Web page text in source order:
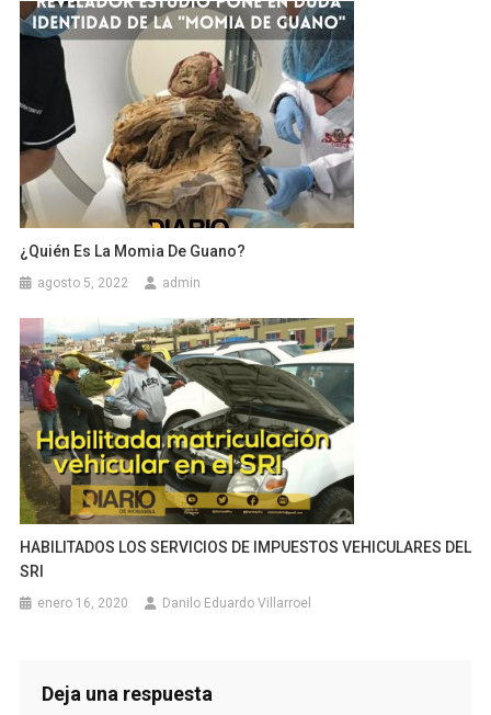
¿Quién Es La Momia De Guano?
agosto 5, 2022 admin
HABILITADOS LOS SERVICIOS DE IMPUESTOS VEHICULARES DEL
SRI
enero 16, 2020 Danilo Eduardo Villarroel
Deja una respuesta